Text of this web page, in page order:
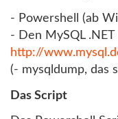
- Powershell (ab
- Den MySQL
http://
(- mysqldump, das
Das Script